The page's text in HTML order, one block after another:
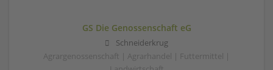
GS Die Genossenschaft eG
Schneiderkrug
Agrargenossenschaft | Agrarhandel | Futtermittel |